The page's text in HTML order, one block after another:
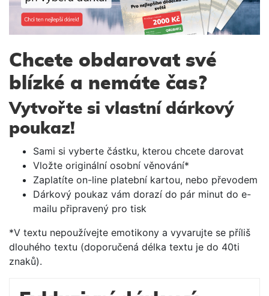
Chcete obdarovat své
blízké a nemáte čas?
Vytvořte si vlastní dárkový
poukaz!
Sami si vyberte částku, kterou chcete darovat
Vložte originální osobní věnování*
Zaplatíte on-line platební kartou, nebo převodem
Dárkový poukaz vám dorazí do pár minut do e-
mailu připravený pro tisk
*V textu nepoužívejte emotikony a vyvarujte se příliš
dlouhého textu (doporučená délka textu je do 40ti
znaků).